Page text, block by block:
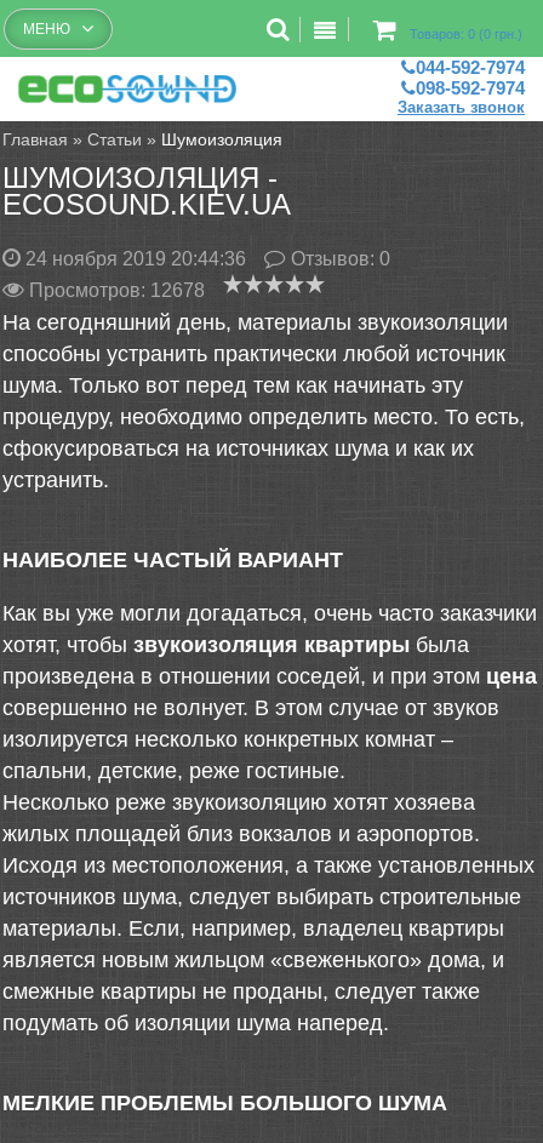
Бесплатный рассчет помещений
Товаров: 0 (0 грн.)
МЕНЮ
044-592-7974
098-592-7974
Заказать звонок
Главная »Статьи » Шумоизоляция
ШУМОИЗОЛЯЦИЯ -
ECOSOUND.KIEV.UA
24 ноября 2019 20:44:36 Отзывов:0
Просмотров: 12678
На сегодняшний день, материалы звукоизоляции
способны устранить практически любой источник
шума. Только вот перед тем как начинать эту
процедуру, необходимо определить место. То есть,
сфокусироваться на источниках шума и как их
устранить.
НАИБОЛЕЕ ЧАСТЫЙ ВАРИАНТ
Как вы уже могли догадаться, очень часто заказчики
хотят, чтобызвукоизоляция квартиры была
произведена в отношении соседей, и при этом цена
совершенно не волнует. В этом случае от звуков
изолируется несколько конкретных комнат –
спальни, детские, реже гостиные.
Несколько реже звукоизоляцию хотят хозяева
жилых площадей близ вокзалов и аэропортов.
Исходя из местоположения, а также установленных
источников шума, следует выбирать строительные
материалы. Если, например, владелец квартиры
является новым жильцом «свеженького» дома, и
смежные квартиры не проданы, следует также
подумать об изоляции шума наперед.
МЕЛКИЕ ПРОБЛЕМЫ БОЛЬШОГО ШУМА